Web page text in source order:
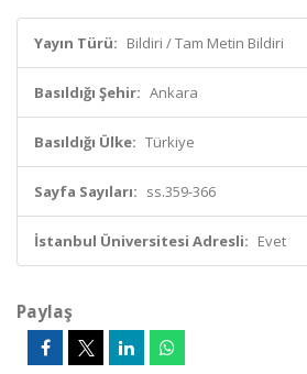
Yayın Türü: Bildiri / Tam Metin Bildiri
Basıldığı Şehir: Ankara
Basıldığı Ülke: Türkiye
Sayfa Sayıları: ss.359-366
İstanbul Üniversitesi Adresli: Evet
Paylaş